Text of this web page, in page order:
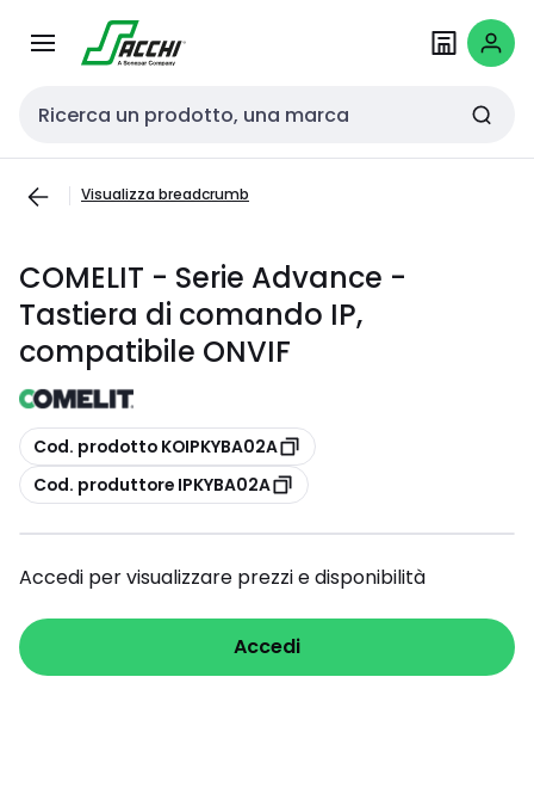
navigazionecontenuto
Cerca input
Visualizza breadcrumb
COMELIT - Serie Advance -
Tastiera di comando IP,
compatibile ONVIF
copia
Cod. prodotto KOIPKYBA02A
copia
Cod. produttore IPKYBA02A
Accedi per visualizzare prezzi e disponibilità
Accedi